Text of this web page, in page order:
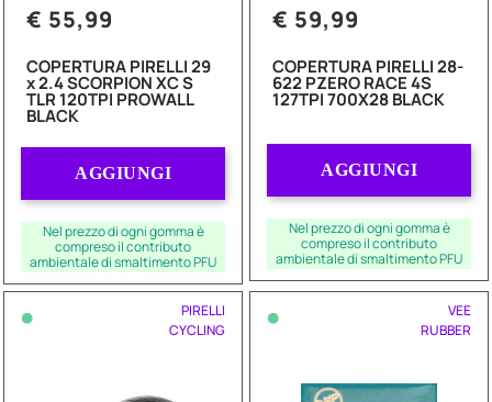
€ 55,99
COPERTURA PIRELLI 29
x 2.4 SCORPION XC S
TLR 120TPI PROWALL
BLACK
AGGIUNGI
Nel prezzo di ogni gomma è
compreso il contributo
ambientale di smaltimento PFU
€ 59,99
COPERTURA PIRELLI 28-
622 PZERO RACE 4S
127TPI 700X28 BLACK
AGGIUNGI
Nel prezzo di ogni gomma è
compreso il contributo
ambientale di smaltimento PFU
•
PIRELLI
CYCLING
•
VEE
RUBBER